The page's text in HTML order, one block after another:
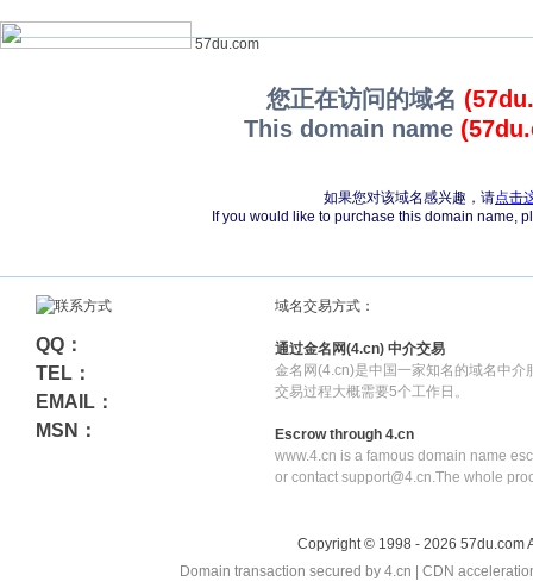
57du.com
您正在访问的域名
This domain name
如果您对该域名感兴趣，请点击
If you would like to purchase this domain name,
QQ：
TEL：
EMAIL：
MSN：
域名交易方式：
通过金名网(4.cn) 中介交易
金名网(4.cn)是中国一家知名的域名中介
交易过程大概需要5个工作日。
Escrow through 4.cn
www.4.cn is a famous domain name
or contact support@4.cn.The whole
Copyright © 1998 - 2026 57du.com
Domain transaction secured by 4.cn | CDN